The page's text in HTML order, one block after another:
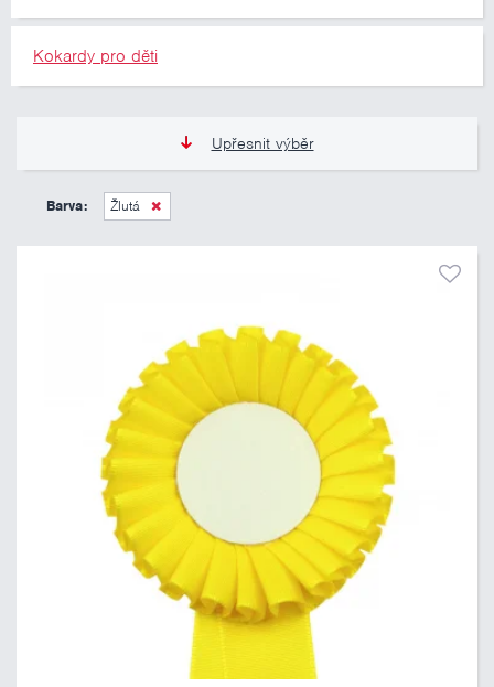
Kokardy pro děti
Upřesnit výběr
45 Kč
Barva: Žlutá